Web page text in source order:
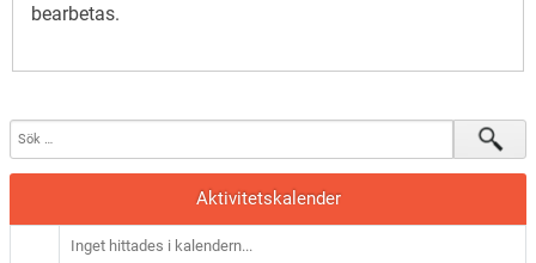
bearbetas.
Aktivitetskalender
Inget hittades i kalendern...